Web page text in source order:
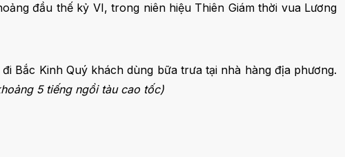
đầu thế kỷ VI, trong niên hiệu Thiên Giám thời vua Lương
Bắc Kinh Quý khách dùng bữa trưa tại nhà hàng địa phương.
5 tiếng ngồi tàu cao tốc)